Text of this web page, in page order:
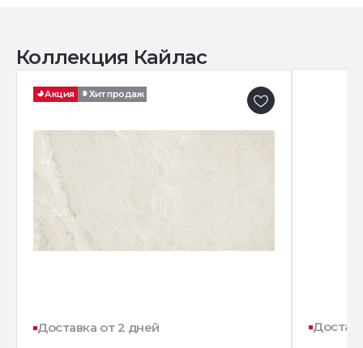
Коллекция Кайлас
Акция Хит продаж
Доставка от 2 дней